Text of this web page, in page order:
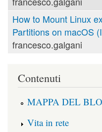
How to Mount Linux
Partitions on macOS
francesco.galgani
Contenuti
MAPPA DEL
Vita in rete